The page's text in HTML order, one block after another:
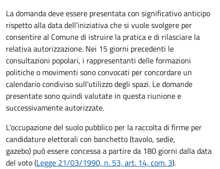
La domanda deve essere presentata con significativo anticipo
rispetto alla data dell’iniziativa che si vuole svolgere per
consentire al Comune di istruire la pratica e di rilasciare la
relativa autorizzazione. Nei 15 giorni precedenti le
consultazioni popolari, i rappresentanti delle formazioni
politiche o movimenti sono convocati per concordare un
calendario condiviso sull'utilizzo degli spazi. Le domande
presentate sono quindi valutate in questa riunione e
successivamente autorizzate.
L'occupazione del suolo pubblico per la raccolta di firme per
candidature elettorali con banchetto (tavolo, sedie,
gazebo) può essere concessa a partire da 180 giorni dalla data
del voto (Legge 21/03/1990, n. 53, art. 14, com. 3).